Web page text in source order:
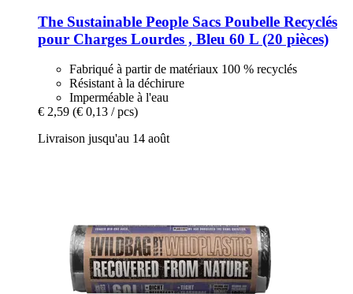
The Sustainable People Sacs Poubelle Recyclés
pour Charges Lourdes , Bleu 60 L (20 pièces)
Fabriqué à partir de matériaux 100 % recyclés
Résistant à la déchirure
Imperméable à l'eau
€ 2,59 (€ 0,13 / pcs)
Livraison jusqu'au 14 août